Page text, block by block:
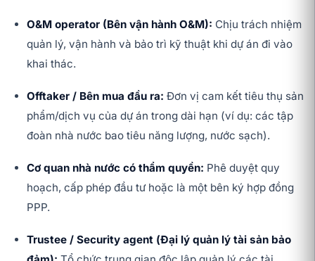
O&M operator (Bên vận hành O&M): Chịu trách nhiệm
quản lý, vận hành và bảo trì kỹ thuật khi dự án đi vào
khai thác.
Offtaker / Bên mua đầu ra: Đơn vị cam kết tiêu thụ sản
phẩm/dịch vụ của dự án trong dài hạn (ví dụ: các tập
đoàn nhà nước bao tiêu năng lượng, nước sạch).
Cơ quan nhà nước có thẩm quyền: Phê duyệt quy
hoạch, cấp phép đầu tư hoặc là một bên ký hợp đồng
PPP.
Trustee / Security agent (Đại lý quản lý tài sản bảo